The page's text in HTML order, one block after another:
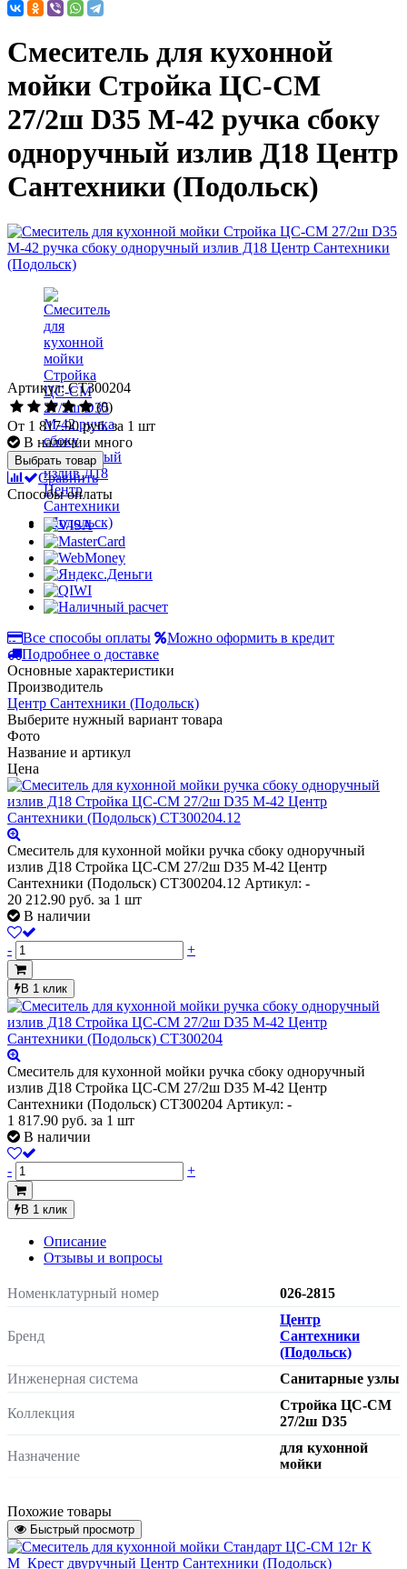
Смеситель для кухонной
мойки Стройка ЦС-СМ
27/2ш D35 М-42 ручка сбоку
одноручный излив Д18 Центр
Сантехники (Подольск)
Артикул: СТ300204
(0)
От 1 817.90 руб.за 1 шт
В наличии много
Выбрать товар
Сравнить
Способы оплаты
Все способы оплаты
Можно оформить в кредит
Подробнее о доставке
Основные характеристики
Производитель
Центр Сантехники (Подольск)
Выберите нужный вариант товара
Фото
Название и артикул
Цена
Смеситель для кухонной мойки ручка сбоку одноручный
излив Д18 Стройка ЦС-СМ 27/2ш D35 М-42 Центр
Сантехники (Подольск) СТ300204.12 Артикул: -
20 212.90 руб. за 1 шт
В наличии
- +
В 1 клик
Смеситель для кухонной мойки ручка сбоку одноручный
излив Д18 Стройка ЦС-СМ 27/2ш D35 М-42 Центр
Сантехники (Подольск) СТ300204 Артикул: -
1 817.90 руб. за 1 шт
В наличии
- +
В 1 клик
Описание
Отзывы и вопросы
Номенклатурный номер 026-2815
Бренд
Центр
Сантехники
(Подольск)
Инженерная система
Санитарные узлы
Коллекция
Стройка ЦС-СМ
27/2ш D35
Назначение
для кухонной
мойки
Механизм управления смесителя
Диаметр картриджа
35 мм
Похожие товары
Быстрый просмотр